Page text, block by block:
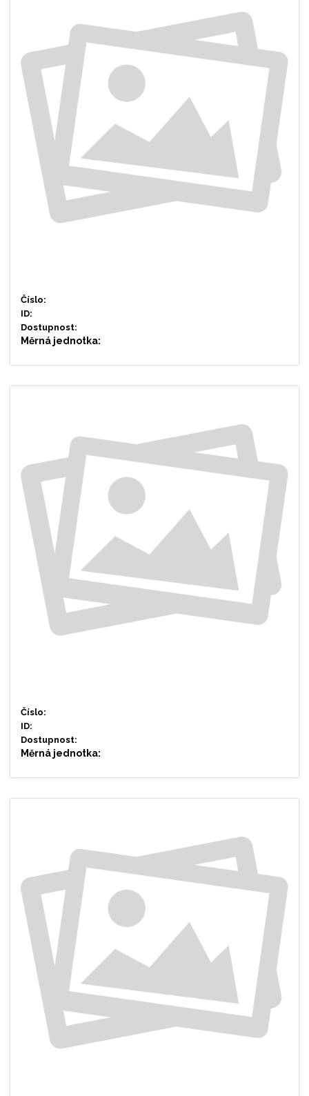
Číslo:
ID:
Dostupnost:
Měrná jednotka:
Číslo:
ID:
Dostupnost:
Měrná jednotka: